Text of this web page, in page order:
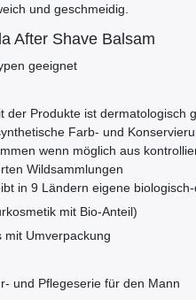
und geschmeidig.
After Shave Balsam
geeignet
der Produkte ist dermatologisch
Farb- und
wenn möglich aus
Wildsammlungen
in 9 Ländern eigene
mit Bio-Anteil)
mit Umverpackung
und Pflegeserie für den Mann